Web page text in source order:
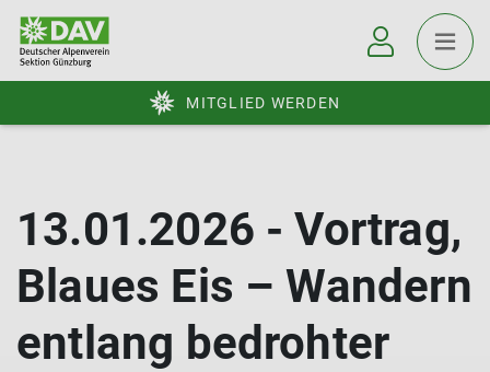
MITGLIED WERDEN
13.01.2026 - Vortrag,
Blaues Eis – Wandern
entlang bedrohter